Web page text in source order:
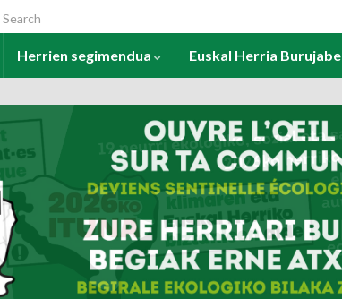
Search for:
Herrien segimendua Euskal Herria Burujabe